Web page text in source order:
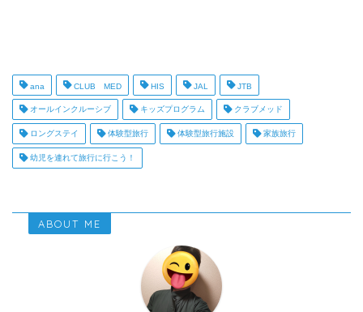
ana CLUB MED HIS JAL JTB
オールインクルーシブ キッズプログラム クラブメッド
ロングステイ 体験型旅行 体験型旅行施設 家族旅行
幼児を連れて旅行に行こう！
ABOUT ME